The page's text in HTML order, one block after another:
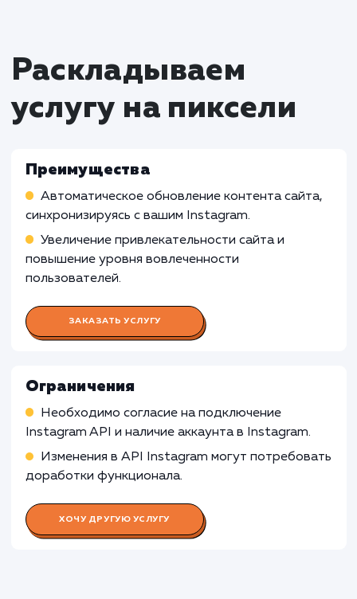
Производственные компании
отображения фотографий из Instagram на
может быть менее подходящей для
производственных компаний, у которых нет
социальными медиа. Их потребности и
приоритеты могут быть сосредоточены на
других аспектах бизнеса.
Корпоративные сайты: Для
сайтов, которые ориентированы на
продуктах или услугах, отображение
фотографий из Instagram может быть менее
от основного содержания и целей сайта.
Узнать почему
Раскладываем